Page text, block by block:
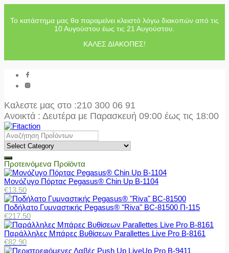
Το κατάστημα μας θα παραμείνει κλειστό λόγω διακοπών από τις
10 Αυγούστου έως τις 21 Αυγούστου.
ΚΑΛΕΣ ΔΙΑΚΟΠΕΣ!
Καλεστε μας στο :210 300 06 91
Ανοικτά : Δευτέρα με Παρασκευή 09:00 έως τις 18:00
Προτεινόμενα Προϊόντα
Μονόζυγο Πόρτας Pegasus® Chin Up Β-1104
€13.50
Ποδήλατο Γυμναστικής Pegasus® "Riva" BC-81500 Π-115
€217.50
Παράλληλες Μπάρες Βυθίσεων Parallettes Live Pro Β-8161
€82.90